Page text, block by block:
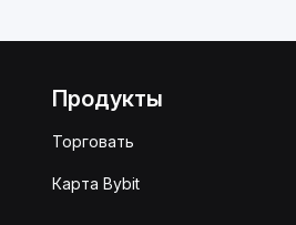
Продукты
Торговать
Карта Bybit